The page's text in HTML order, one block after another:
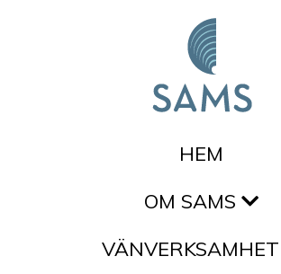
HEM
OM SAMS
VÄNVERKSAMHET